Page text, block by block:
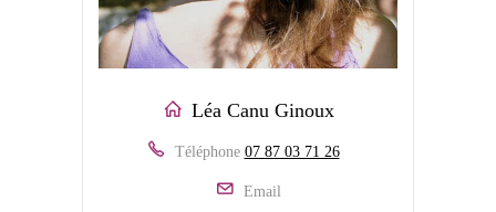
Léa Canu Ginoux
Téléphone 07 87 03 71 26
Email